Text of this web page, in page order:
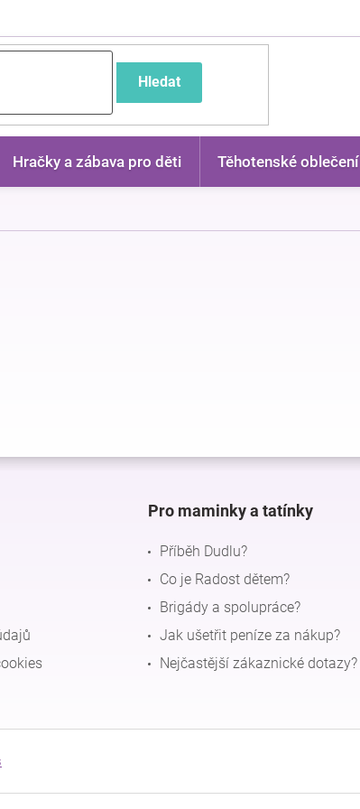
Hledat
Hračky a zábava pro děti Těhotenské oblečení
Pro maminky a tatínky
Příběh Dudlu?
Co je Radost dětem?
Brigády a spolupráce?
Jak ušetřit peníze za nákup?
Nejčastější zákaznické dotazy?